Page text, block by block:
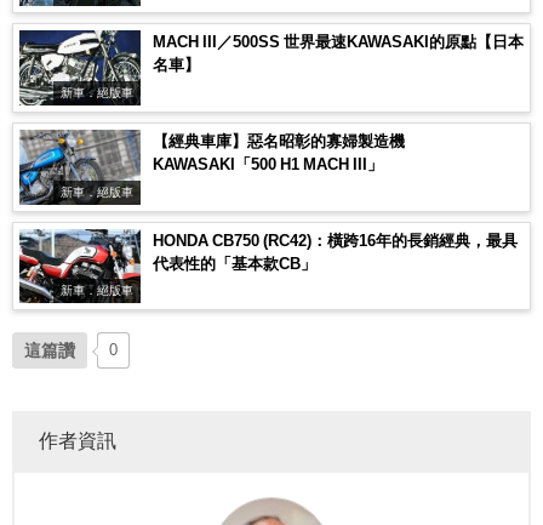
新車．絕版車
MACH III／500SS 世界最速KAWASAKI的原點【日本
名車】
新車．絕版車
【經典車庫】惡名昭彰的寡婦製造機
KAWASAKI「500 H1 MACH III」
新車．絕版車
HONDA CB750 (RC42)：橫跨16年的長銷經典，最具
代表性的「基本款CB」
這篇讚 0
作者資訊